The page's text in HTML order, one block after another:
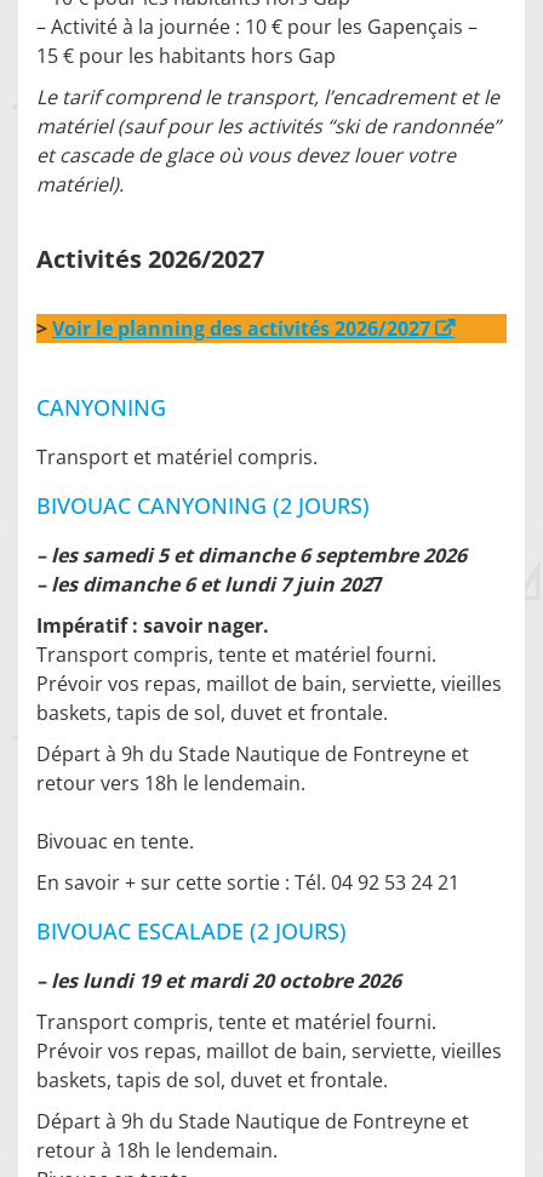
– Activité à la journée : 10 € pour les Gapençais –
15 € pour les habitants hors Gap
Le tarif comprend le transport, l’encadrement et le
matériel (sauf pour les activités “ski de randonnée”
et cascade de glace où vous devez louer votre
matériel).
Activités2026/2027
>Voir le planning des activités 2026/2027
CANYONING
Transport et matériel compris.
BIVOUAC CANYONING (2 JOURS)
– les samedi 5 et dimanche 6 septembre 2026
– les dimanche 6 et lundi 7 juin 2027
Impératif : savoir nager.
Transport compris, tente et matériel fourni.
Prévoir vos repas, maillot de bain, serviette, vieilles
baskets, tapis de sol, duvet et frontale.
Départ à 9h du Stade Nautique de Fontreyne et
retour vers 18h le lendemain.
Bivouac en tente.
En savoir + sur cette sortie : Tél. 04 92 53 24 21
BIVOUAC ESCALADE (2 JOURS)
– les lundi 19 et mardi 20 octobre 2026
Transport compris, tente et matériel fourni.
Prévoir vos repas, maillot de bain, serviette, vieilles
baskets, tapis de sol, duvet et frontale.
Départ à 9h du Stade Nautique de Fontreyne et
retour à 18h le lendemain.